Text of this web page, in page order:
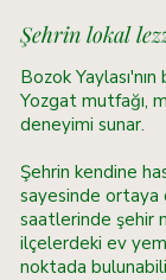
Şehrin lokal
Bozok
Yozgat mutfağı,
deneyimi sunar.
Şehrin kendine
sayesinde ortaya
saatlerinde şehir
ilçelerdeki ev
noktada